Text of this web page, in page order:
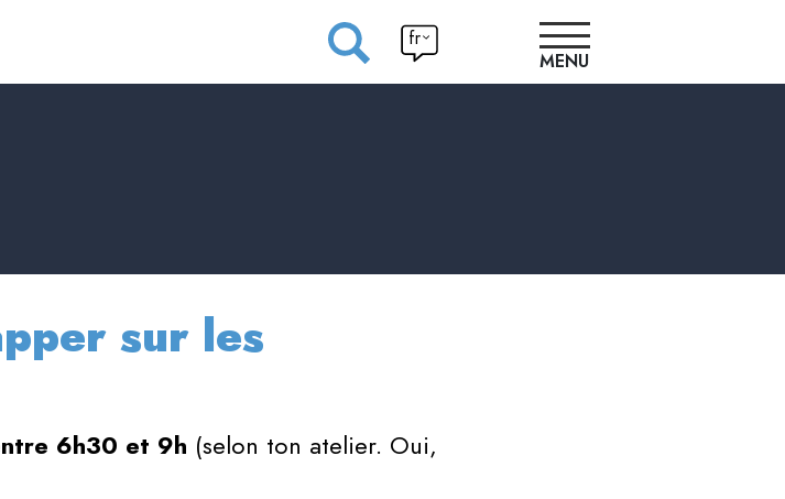
fr
MENU
sur les
6h30 et 9h (selon ton atelier. Oui,